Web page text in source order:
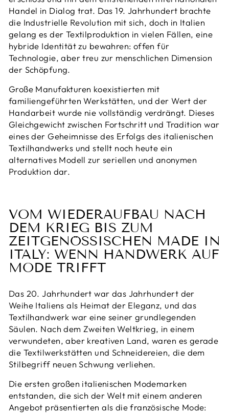
Handel in Dialog trat. Das 19. Jahrhundert brachte
die Industrielle Revolution mit sich, doch in Italien
gelang es der Textilproduktion in vielen Fällen, eine
hybride Identität zu bewahren: offen für
Technologie, aber treu zur menschlichen Dimension
der Schöpfung.
Große Manufakturen koexistierten mit
familiengeführten Werkstätten, und der Wert der
Handarbeit wurde nie vollständig verdrängt. Dieses
Gleichgewicht zwischen Fortschritt und Tradition war
eines der Geheimnisse des Erfolgs des italienischen
Textilhandwerks und stellt noch heute ein
alternatives Modell zur seriellen und anonymen
Produktion dar.
VOM WIEDERAUFBAU NACH
DEM KRIEG BIS ZUM
ZEITGENÖSSISCHEN MADE IN
ITALY: WENN HANDWERK AUF
MODE TRIFFT
Das 20. Jahrhundert war das Jahrhundert der
Weihe Italiens als Heimat der Eleganz, und das
Textilhandwerk war eine seiner grundlegenden
Säulen. Nach dem Zweiten Weltkrieg, in einem
verwundeten, aber kreativen Land, waren es gerade
die Textilwerkstätten und Schneidereien, die dem
Stilbegriff neuen Schwung verliehen.
Die ersten großen italienischen Modemarken
entstanden, die sich der Welt mit einem anderen
Angebot präsentierten als die französische Mode: